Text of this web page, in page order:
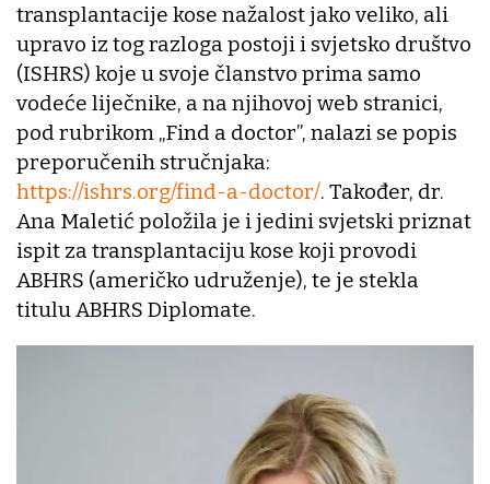
transplantacije kose nažalost jako veliko, ali
upravo iz tog razloga postoji i svjetsko društvo
(ISHRS) koje u svoje članstvo prima samo
vodeće liječnike, a na njihovoj web stranici,
pod rubrikom „Find a doctor”, nalazi se popis
preporučenih stručnjaka:
https://ishrs.org/find-a-doctor/. Također, dr.
Ana Maletić položila je i jedini svjetski priznat
ispit za transplantaciju kose koji provodi
ABHRS (američko udruženje), te je stekla
titulu ABHRS Diplomate.